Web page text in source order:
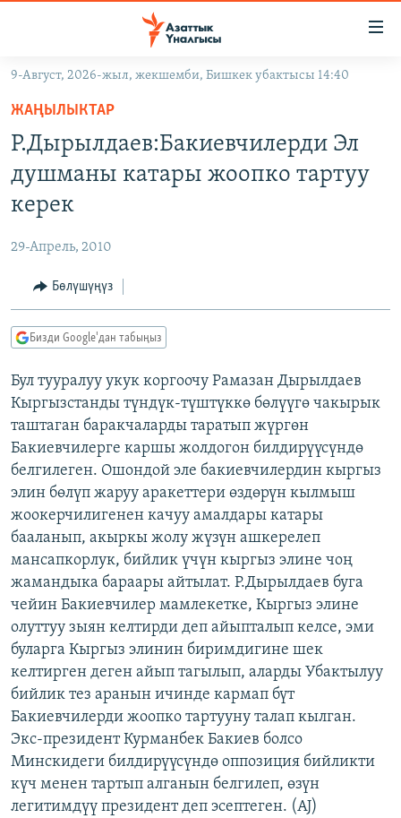
Навигацияга
өтүңүз
Издөөгө
салыңызКЫРГЫЗСТАН
МАДАНИЯТ
ДҮЙНӨ
УКРАИНА
ТВ ПРОГРАММАЛАР
БҮГҮН АЗАТТЫКТА
ДАНИСТЕ
ЭЖЕ-СИҢДИЛЕР
АЗАТТЫК+
ЫҢГАЙСЫЗ СУРООЛОР
ПОДКАСТ
ОНЛАЙН ШЕРИНЕ
ЭЕ/АРнун бардык сайттары
9-Август, 2026-жыл, жекшемби, Бишкек убактысы 14:40
ЖАҢЫЛЫКТАР
Р.Дырылдаев:Бакиевчилерди Эл
душманы катары жоопко тартуу
керек
29-Апрель, 2010
Бөлүшүңүз
Бизди Google'дан табыңыз
Бул тууралуу укук коргоочу Рамазан Дырылдаев
Кыргызстанды түндүк-түштүккө бөлүүгө чакырык
таштаган баракчаларды таратып жүргөн
Бакиевчилерге каршы жолдогон билдирүүсүндө
белгилеген. Ошондой эле бакиевчилердин кыргыз
элин бөлүп жаруу аракеттери өздөрүн кылмыш
жоокерчилигенен качуу амалдары катары
бааланып, акыркы жолу жүзүн ашкерелеп
мансапкорлук, бийлик үчүн кыргыз элине чоң
жамандыка бараары айтылат. Р.Дырылдаев буга
чейин Бакиевчилер мамлекетке, Кыргыз элине
олуттуу зыян келтирди деп айыпталып келсе, эми
буларга Кыргыз элинин биримдигине шек
келтирген деген айып тагылып, аларды Убактылуу
бийлик тез аранын ичинде кармап бүт
Бакиевчилерди жоопко тартууну талап кылган.
Экс-президент Курманбек Бакиев болсо
Минскидеги билдирүүсүндө оппозиция бийликти
күч менен тартып алганын белгилеп, өзүн
легитимдүү президент деп эсептеген. (AJ)